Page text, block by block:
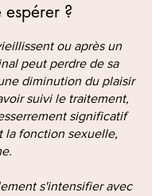
espérer ?
ou après un
peut perdre de sa
diminution du plaisir
suivi le traitement,
significatif
la fonction sexuelle,
s'intensifier avec